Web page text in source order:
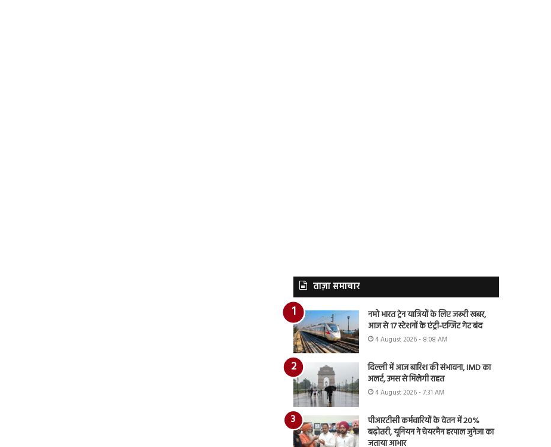
ताज़ा समाचार
नमो भारत ट्रेन यात्रियों के लिए जरूरी खबर,
आज से 17 स्टेशनों के एंट्री-एग्जिट गेट बंद
4 August 2026 - 8:08 AM
दिल्ली में आज बारिश की संभावना, IMD का
अलर्ट, उमस से मिलेगी राहत
4 August 2026 - 7:31 AM
पीआरटीसी कर्मचारियों के वेतन में 20%
बढ़ोतरी, यूनियन ने चेयरमैन हरपाल जुनेजा का
जताया आभार